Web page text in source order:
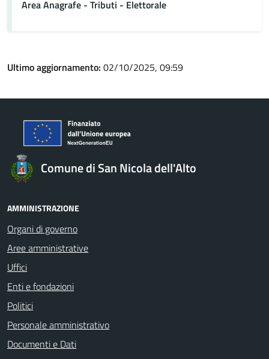
Area Anagrafe - Tributi - Elettorale
Ultimo aggiornamento: 02/10/2025, 09:59
Comune di San Nicola dell'Alto
AMMINISTRAZIONE
Organi di governo
Aree amministrative
Uffici
Enti e fondazioni
Politici
Personale amministrativo
Documenti e Dati